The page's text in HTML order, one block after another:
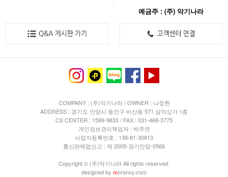
예금주 : (주) 악기나라
COMPANY : (주)악기나라 / OWNER : 나정현
ADDRESS : 경기도 안양시 동안구 비산동 571 삼익상가 1층
CS CENTER : 1599-9833 / FAX : 031-468-3775
개인정보관리책임자 : 박주연
사업자등록번호 : 138-81-30813
통신판매업신고 : 제 2005-경기안양-0566
Copyright © (주)악기나라 All rights reserved.
designed by morenvy.com